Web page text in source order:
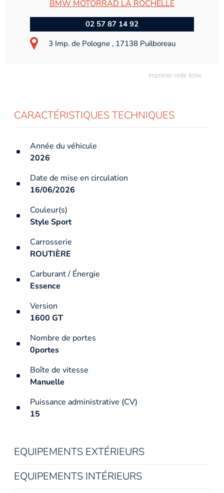
BMW MOTORRAD LA ROCHELLE
02 57 87 14 92
3 Imp. de Pologne , 17138 Puilboreau
Imprimer cette fiche
CARACTÉRISTIQUES TECHNIQUES
Année du véhicule
2026
Date de mise en circulation
16/06/2026
Couleur(s)
Style Sport
Carrosserie
ROUTIÈRE
Carburant / Énergie
Essence
Version
1600 GT
Nombre de portes
0portes
Boîte de vitesse
Manuelle
Puissance administrative (CV)
15
EQUIPEMENTS EXTÉRIEURS
EQUIPEMENTS INTÉRIEURS